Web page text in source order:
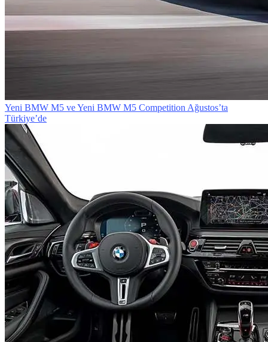
Yeni BMW M5 ve Yeni BMW M5 Competition Ağustos’ta
Türkiye’de